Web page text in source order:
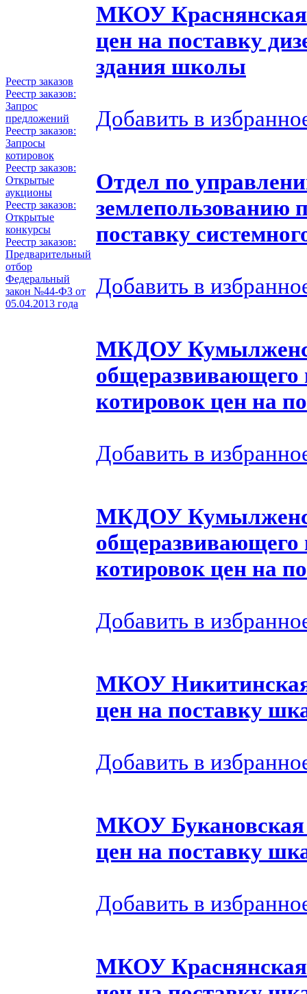
Реестр заказов
Реестр заказов:
Запрос
предложений
Реестр заказов:
Запросы
котировок
Реестр заказов:
Открытые
аукционы
Реестр заказов:
Открытые
конкурсы
Реестр заказов:
Предварительный
отбор
Федеральный
закон №44-ФЗ от
05.04.2013 года
МКОУ Краcнянская
цен на поставку
здания школы
Добавить в
Отдел по
землепользованию
поставку
Добавить в
МКДОУ
общеразвивающего
котировок цен на
Добавить в
МКДОУ
общеразвивающего
котировок цен на
Добавить в
МКОУ
цен на поставку
Добавить в
МКОУ Букановская
цен на поставку
Добавить в
МКОУ Краснянская